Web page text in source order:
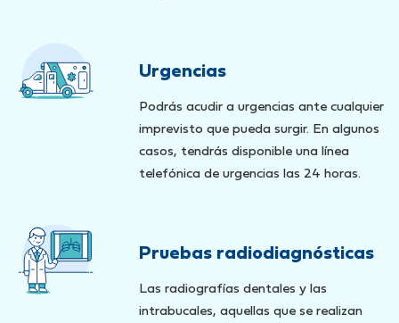
Urgencias
Podrás acudir a urgencias ante cualquier
imprevisto que pueda surgir. En algunos
casos, tendrás disponible una línea
telefónica de urgencias las 24 horas.
Pruebas radiodiagnósticas
Las radiografías dentales y las
intrabucales, aquellas que se realizan